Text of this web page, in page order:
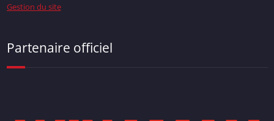
Gestion du site
Partenaire officiel